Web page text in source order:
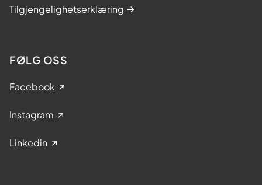
Tilgjengelighetserklæring
FØLG OSS
Facebook
Instagram
Linkedin